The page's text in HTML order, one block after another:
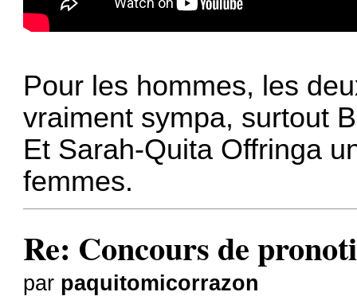
Pour les hommes, les
vraiment sympa, surtout
Et Sarah-Quita Offringa
femmes.
Re: Concours de
par paquitomicorrazon